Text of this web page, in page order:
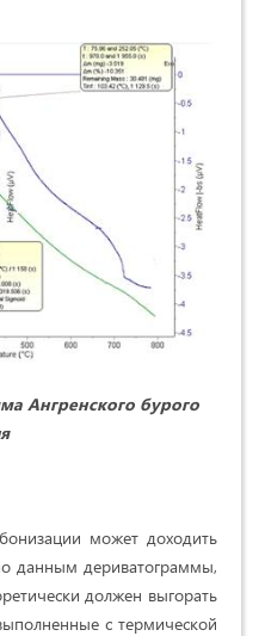
Ангренского бурого
может доходить
данным дериватограммы,
должен выгорать
с термической